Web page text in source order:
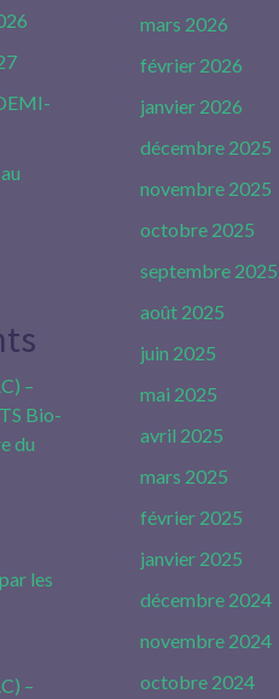
–
Bio-
du
les
–
mars 2026
février 2026
janvier 2026
décembre 2025
novembre 2025
octobre 2025
septembre 2025
août 2025
juin 2025
mai 2025
avril 2025
mars 2025
février 2025
janvier 2025
décembre 2024
novembre 2024
octobre 2024